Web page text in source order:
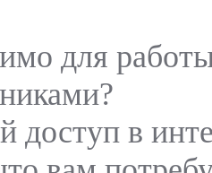
для
доступ в